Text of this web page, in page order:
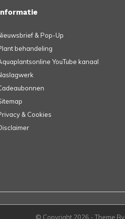
& Pop-Up
behandeling
YouTube kanaal
& Cookies
© Copyright 2026 - Theme By